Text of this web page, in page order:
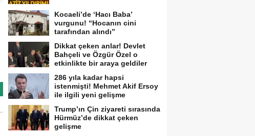
Kocaeli’de ‘Hacı Baba’
vurgunu! “Hocanın cini
tarafından alındı”
Dikkat çeken anlar! Devlet
Bahçeli ve Özgür Özel o
etkinlikte bir araya geldiler
286 yıla kadar hapsi
istenmişti! Mehmet Akif Ersoy
ile ilgili yeni gelişme
Trump’ın Çin ziyareti sırasında
Hürmüz’de dikkat çeken
gelişme